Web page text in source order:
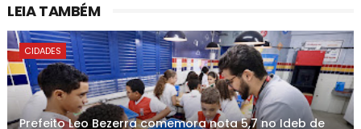
LEIA TAMBÉM
CIDADES
Prefeito Leo Bezerra comemora nota 5,7 no Ideb de